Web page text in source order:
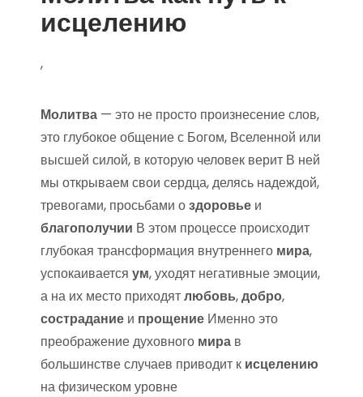
исцелению
,
Молитва — это не просто произнесение слов,
это глубокое общение с Богом, Вселенной или
высшей силой, в которую человек верит В ней
мы открываем свои сердца, делясь надеждой,
тревогами, просьбами оздоровье и
благополучии В этом процессе происходит
глубокая трансформация внутреннего мира,
успокаивается ум, уходят негативные эмоции,
а на их место приходятлюбовь,добро,
сострадание и прощение Именно это
преображение духовного мира в
большинстве случаев приводит к исцелению
на физическом уровне